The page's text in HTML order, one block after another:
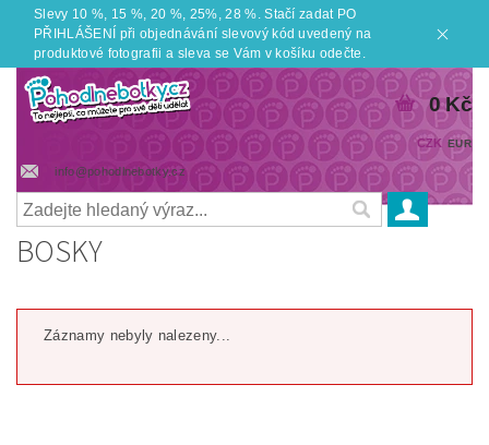
Slevy 10 %, 15 %, 20 %, 25%, 28 %. Stačí zadat PO
PŘIHLÁŠENÍ při objednávání slevový kód uvedený na
produktové fotografii a sleva se Vám v košíku odečte.
info@pohodlnebotky.cz
CZK EUR
0 Kč
BOSKY
Záznamy nebyly nalezeny...